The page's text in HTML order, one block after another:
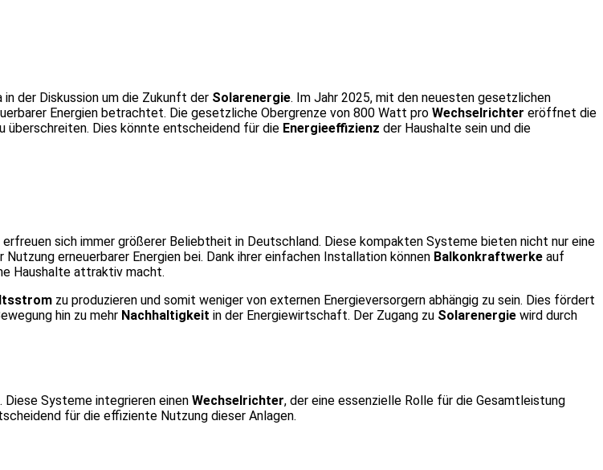
der Diskussion um die Zukunft der Solarenergie. Im Jahr 2025, mit den neuesten gesetzlichen
Energien betrachtet. Die gesetzliche Obergrenze von 800 Watt pro Wechselrichter eröffnet die
überschreiten. Dies könnte entscheidend für die Energieeffizienz der Haushalte sein und die
sich immer größerer Beliebtheit in Deutschland. Diese kompakten Systeme bieten nicht nur eine
Nutzung erneuerbarer Energien bei. Dank ihrer einfachen Installation können Balkonkraftwerke auf
Haushalte attraktiv macht.
zu produzieren und somit weniger von externen Energieversorgern abhängig zu sein. Dies fördert
hin zu mehr Nachhaltigkeit in der Energiewirtschaft. Der Zugang zu Solarenergie wird durch
Diese Systeme integrieren einen Wechselrichter, der eine essenzielle Rolle für die Gesamtleistung
für die effiziente Nutzung dieser Anlagen.